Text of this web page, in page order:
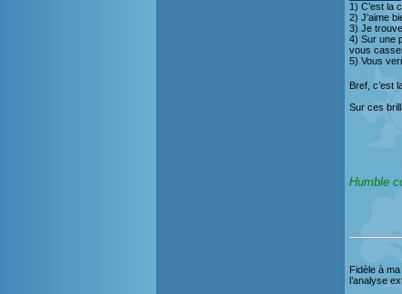
1) C’est la
2) J’aime
3) Je
4) Sur une
vous
5) Vous
Bref, c’est
Sur ces
Humble
Fidèle à
l’analyse